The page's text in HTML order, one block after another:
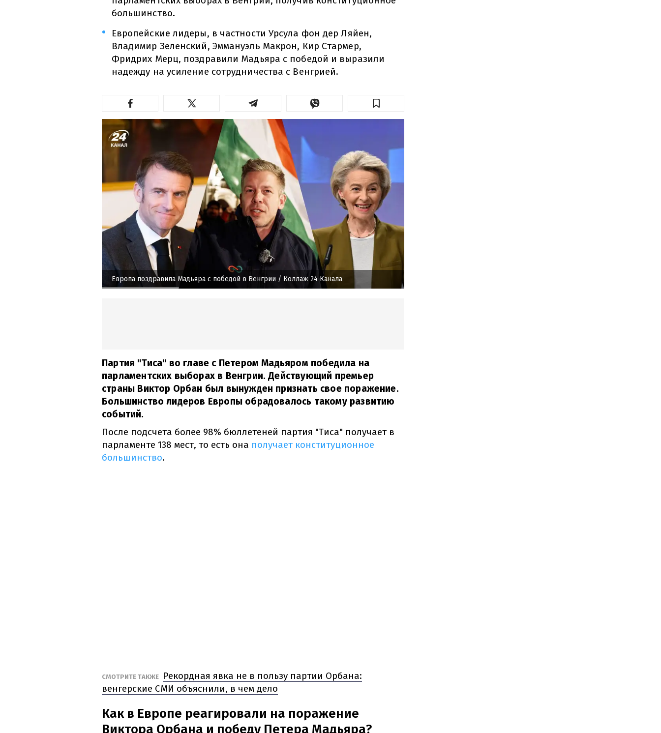
большинство.
Европейские лидеры, в частности Урсула фон дер Ляйен,
Владимир Зеленский, Эммануэль Макрон, Кир Стармер,
Фридрих Мерц, поздравили Мадьяра с победой и выразили
надежду на усиление сотрудничества с Венгрией.
Европа поздравила Мадьяра с победой в Венгрии / Коллаж 24 Канала
Партия "Тиса" во главе с Петером Мадьяром победила на
парламентских выборах в Венгрии. Действующий премьер
страны Виктор Орбан был вынужден признать свое поражение.
Большинство лидеров Европы обрадовалось такому развитию
событий.
После подсчета более 98% бюллетеней партия "Тиса" получает в
парламенте 138 мест, то есть она получает конституционное
большинство.
СМОТРИТЕ ТАКЖЕ
Рекордная явка не в пользу партии Орбана:
венгерские СМИ объяснили, в чем дело
Как в Европе реагировали на поражение
Виктора Орбана и победу Петера Мадьяра?